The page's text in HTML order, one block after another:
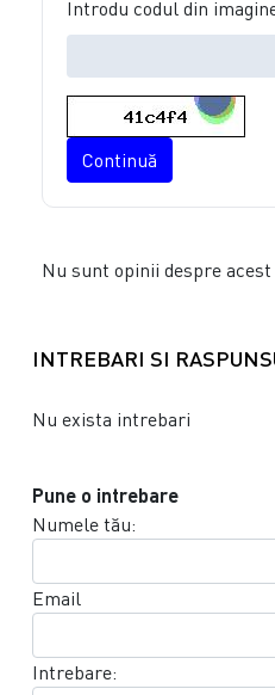
Introdu codul din
Continuă
Nu sunt opinii despre
INTREBARI SI
Nu exista intrebari
Pune o intrebare
Numele tău:
Email
Intrebare: